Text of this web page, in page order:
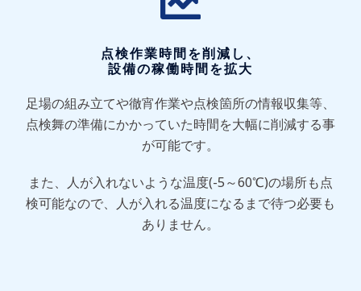
点検作業時間を削減し、
設備の稼働時間を拡大
足場の組み立てや徹宵作業や点検箇所の情報収集等、
点検舞の準備にかかっていた時間を大幅に削減する事
が可能です。
また、人が入れないような温度(-5～60℃)の場所も点
検可能なので、人が入れる温度になるまで待つ必要も
ありません。